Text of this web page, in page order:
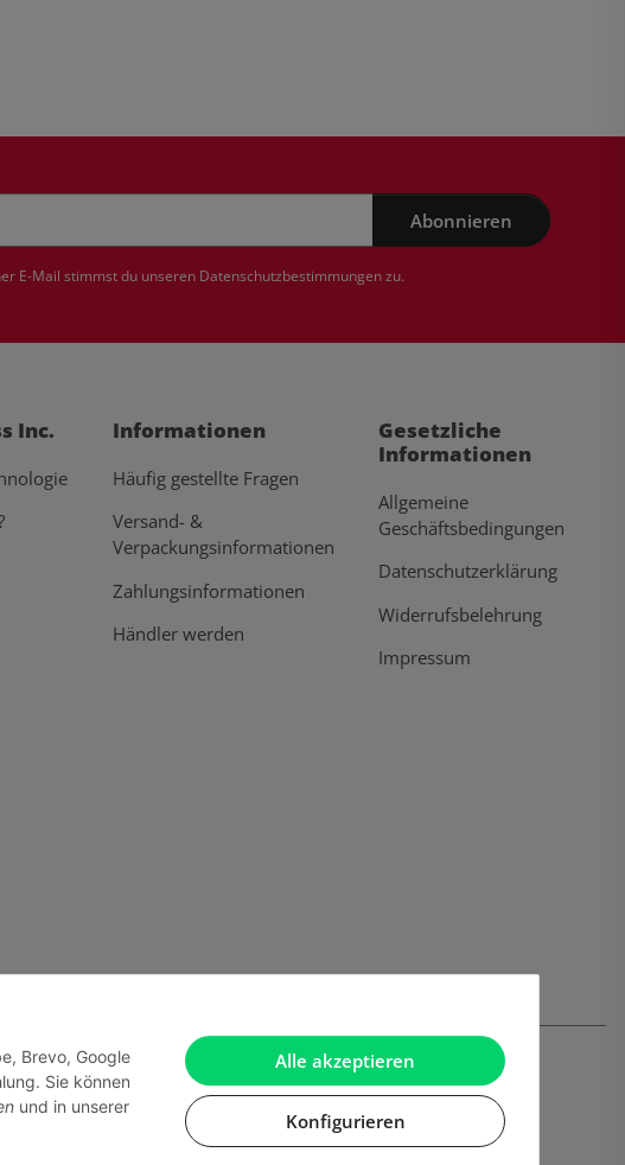
Alle akzeptieren
Konfigurieren
Brevo, Google
Sie können
und in unserer
Abonnieren
E-Mail stimmst du unseren Datenschutzbestimmungenzu.
Inc. Informationen
Häufig gestellte Fragen
Versand- &
Verpackungsinformationen
Zahlungsinformationen
Händler werden
Gesetzliche
Informationen
Allgemeine
Geschäftsbedingungen
Datenschutzerklärung
Widerrufsbelehrung
Impressum